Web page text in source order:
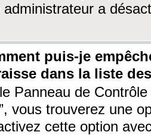
administrateur a
puis-je
dans la liste
Panneau de
vous trouverez une
cette option